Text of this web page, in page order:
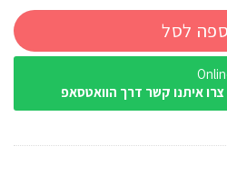
לסל
צרו איתנו קשר דרך הוואטסאפ